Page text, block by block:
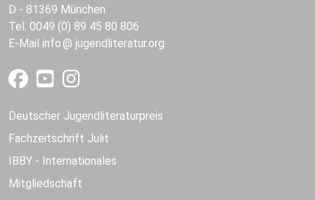
D - 81369 München
Tel. 0049 (0) 89 45 80 806
E-Mail info jugendliteratur.org
Deutscher Jugendliteraturpreis
Fachzeitschrift Julit
IBBY - Internationales
Mitgliedschaft